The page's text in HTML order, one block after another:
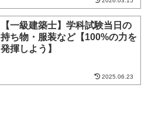
【一級建築士】学科試験当日の
持ち物・服装など【100%の力を
発揮しよう】
2025.06.23